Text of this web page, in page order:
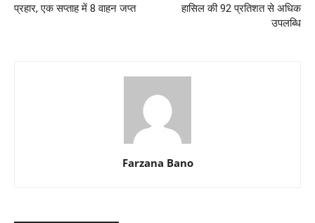
प्रहार, एक सप्ताह में 8 वाहन जप्त
हासिल की 92 प्रतिशत से अधिक
उपलब्धि
Farzana Bano